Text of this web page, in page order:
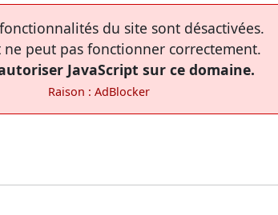
du site sont désactivées.
ne peut pas fonctionner correctement.
JavaScript sur ce domaine.
Raison : AdBlocker